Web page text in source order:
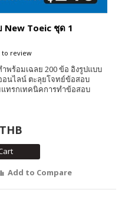
New Toeic ชุด 1
to review
พร้อมเฉลย 200 ข้อ อิงรูปแบบ
อนไลน์ ตะลุยโจทย์ข้อสอบ
ทรกเทคนิคการทำข้อสอบ
Add to Compare